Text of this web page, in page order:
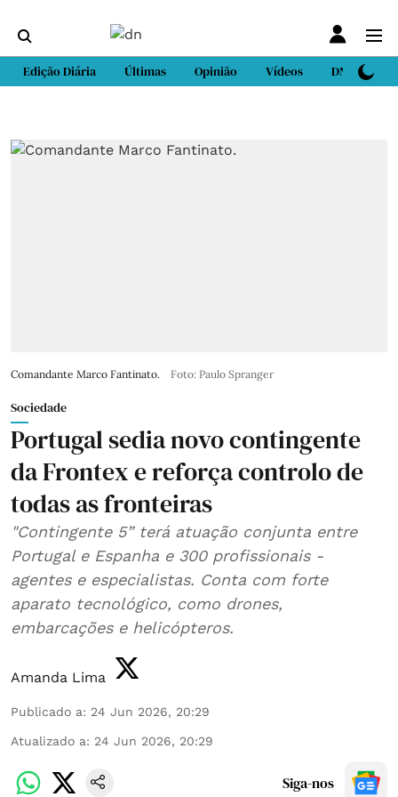
Edição Diária Últimas Opinião Vídeos DN Sport
Comandante Marco Fantinato. Foto: Paulo Spranger
Sociedade
Portugal sedia novo contingente
da Frontex e reforça controlo de
todas as fronteiras
"Contingente 5” terá atuação conjunta entre
Portugal e Espanha e 300 profissionais -
agentes e especialistas. Conta com forte
aparato tecnológico, como drones,
embarcações e helicópteros.
Amanda Lima
Publicado a: 24 Jun 2026, 20:29
Atualizado a: 24 Jun 2026, 20:29
Siga-nos